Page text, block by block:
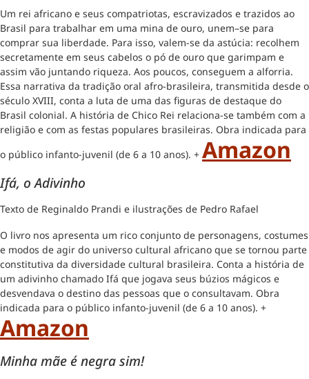
Um rei africano e seus compatriotas, escravizados e trazidos ao
Brasil para trabalhar em uma mina de ouro, unem–se para
comprar sua liberdade. Para isso, valem-se da astúcia: recolhem
secretamente em seus cabelos o pó de ouro que garimpam e
assim vão juntando riqueza. Aos poucos, conseguem a alforria.
Essa narrativa da tradição oral afro-brasileira, transmitida desde o
século XVIII, conta a luta de uma das figuras de destaque do
Brasil colonial. A história de Chico Rei relaciona-se também com a
religião e com as festas populares brasileiras. Obra indicada para
o público infanto-juvenil (de 6 a 10 anos). + Amazon
Ifá, o Adivinho
Texto de Reginaldo Prandi e ilustrações de Pedro Rafael
O livro nos apresenta um rico conjunto de personagens, costumes
e modos de agir do universo cultural africano que se tornou parte
constitutiva da diversidade cultural brasileira. Conta a história de
um adivinho chamado Ifá que jogava seus búzios mágicos e
desvendava o destino das pessoas que o consultavam. Obra
indicada para o público infanto-juvenil (de 6 a 10 anos). +
Amazon
Minha mãe é negra sim!